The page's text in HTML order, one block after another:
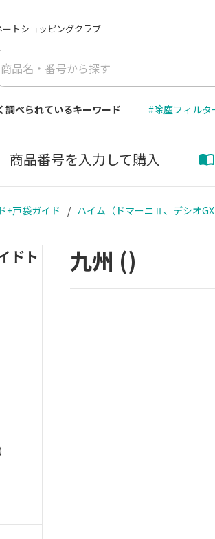
トショッピングクラブ
調べられているキーワード #除塵フィルタ
商品番号を入力して購入
+戸袋ガイド ハイム（ドマーニⅡ、デシオ
九州 ()
ドト